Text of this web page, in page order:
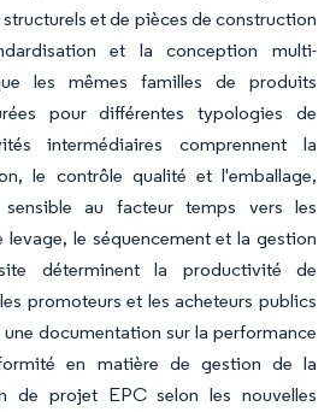
et de pièces de construction
et la conception multi-
les mêmes familles de produits
pour différentes typologies de
intermédiaires comprennent la
le contrôle qualité et l'emballage,
au facteur temps vers les
levage, le séquencement et la gestion
déterminent la productivité de
promoteurs et les acheteurs publics
documentation sur la performance
en matière de gestion de la
de projet EPC selon les nouvelles